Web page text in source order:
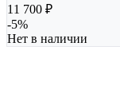
11 700 ₽
-5%
Нет в наличии